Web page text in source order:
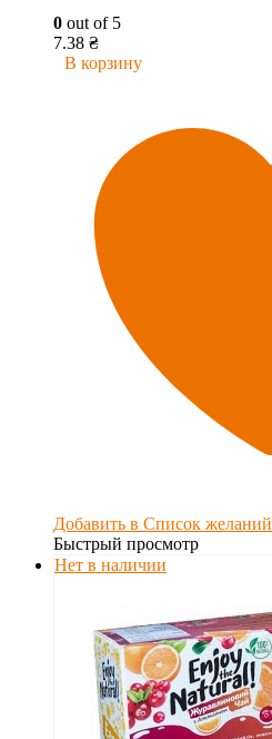
0 out of 5
7.38 ₴
В корзину
Добавить в Список желаний
Быстрый просмотр
Нет в наличии